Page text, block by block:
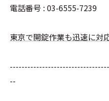
電話番号 : 03-6555-7239
東京で開錠作業も迅速に対
--